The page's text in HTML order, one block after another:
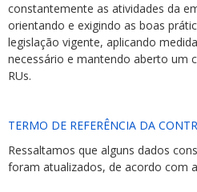
constantemente as atividades da
orientando e exigindo as boas
legislação vigente, aplicando
necessário e mantendo aberto um
RUs.
TERMO DE REFERÊNCIA DA
Ressaltamos que alguns dados
foram atualizados, de acordo com